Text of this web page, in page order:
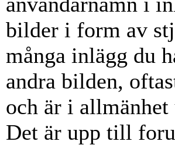
bilder i form av
många inlägg du
andra bilden,
och är i
Det är upp till